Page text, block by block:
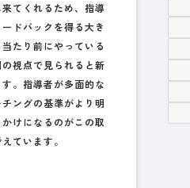
てくれるため、指導
ドバックを得る大き
たり前にやっている
視点で見られると新
。指導者が多面的な
ングの基準がより明
けになるのがこの取
ています。